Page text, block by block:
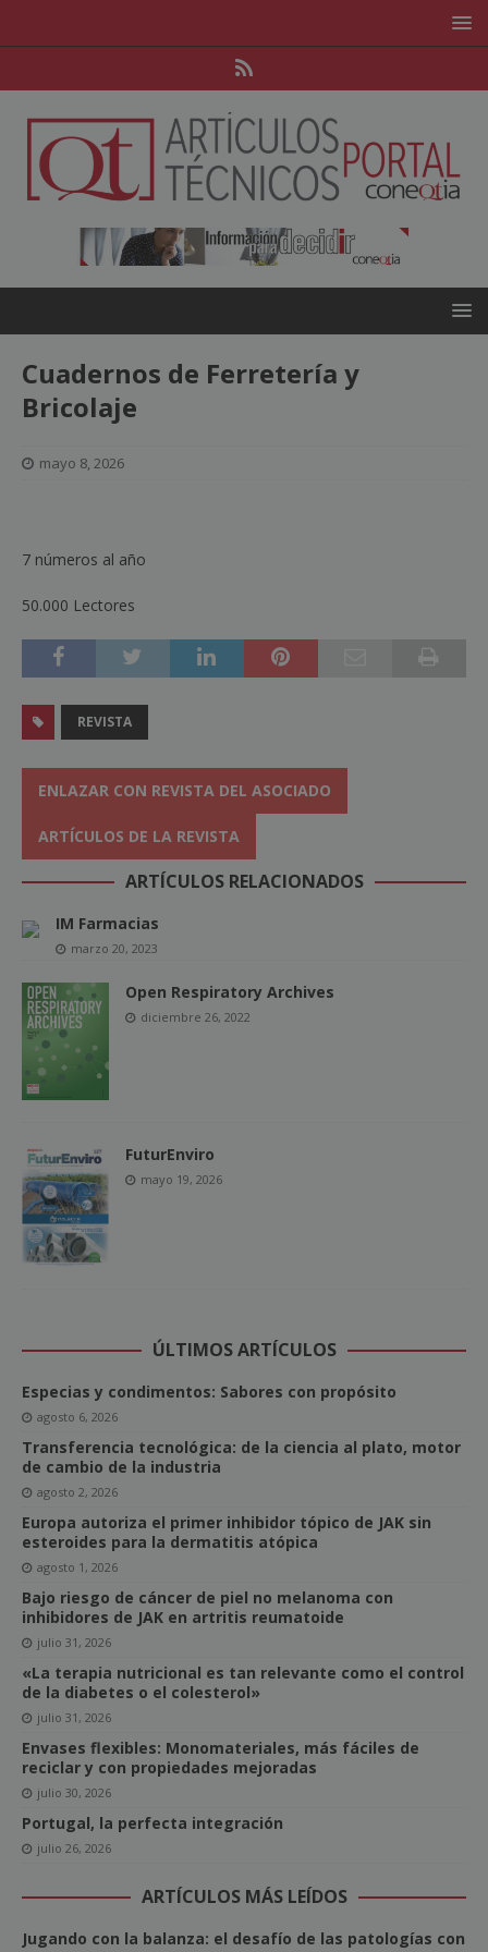
Cuadernos de Ferretería y
Bricolaje
mayo 8, 2026
7 números al año
50.000 Lectores
REVISTA
ENLAZAR CON REVISTA DEL ASOCIADO
ARTÍCULOS DE LA REVISTA
ARTÍCULOS RELACIONADOS
IM Farmacias
marzo 20, 2023
Open Respiratory Archives
diciembre 26, 2022
FuturEnviro
mayo 19, 2026
ÚLTIMOS ARTÍCULOS
Especias y condimentos: Sabores con propósito
agosto 6, 2026
Transferencia tecnológica: de la ciencia al plato, motor
de cambio de la industria
agosto 2, 2026
Europa autoriza el primer inhibidor tópico de JAK sin
esteroides para la dermatitis atópica
agosto 1, 2026
Bajo riesgo de cáncer de piel no melanoma con
inhibidores de JAK en artritis reumatoide
julio 31, 2026
«La terapia nutricional es tan relevante como el control
de la diabetes o el colesterol»
julio 31, 2026
Envases flexibles: Monomateriales, más fáciles de
reciclar y con propiedades mejoradas
julio 30, 2026
Portugal, la perfecta integración
julio 26, 2026
ARTÍCULOS MÁS LEÍDOS
Jugando con la balanza: el desafío de las patologías con